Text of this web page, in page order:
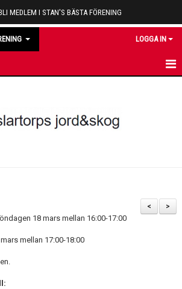
MEDLEM I STAN'S BÄSTA FÖRENING
LOGGA IN
>
<
18 mars mellan 16:00-17:00
mellan 17:00-18:00